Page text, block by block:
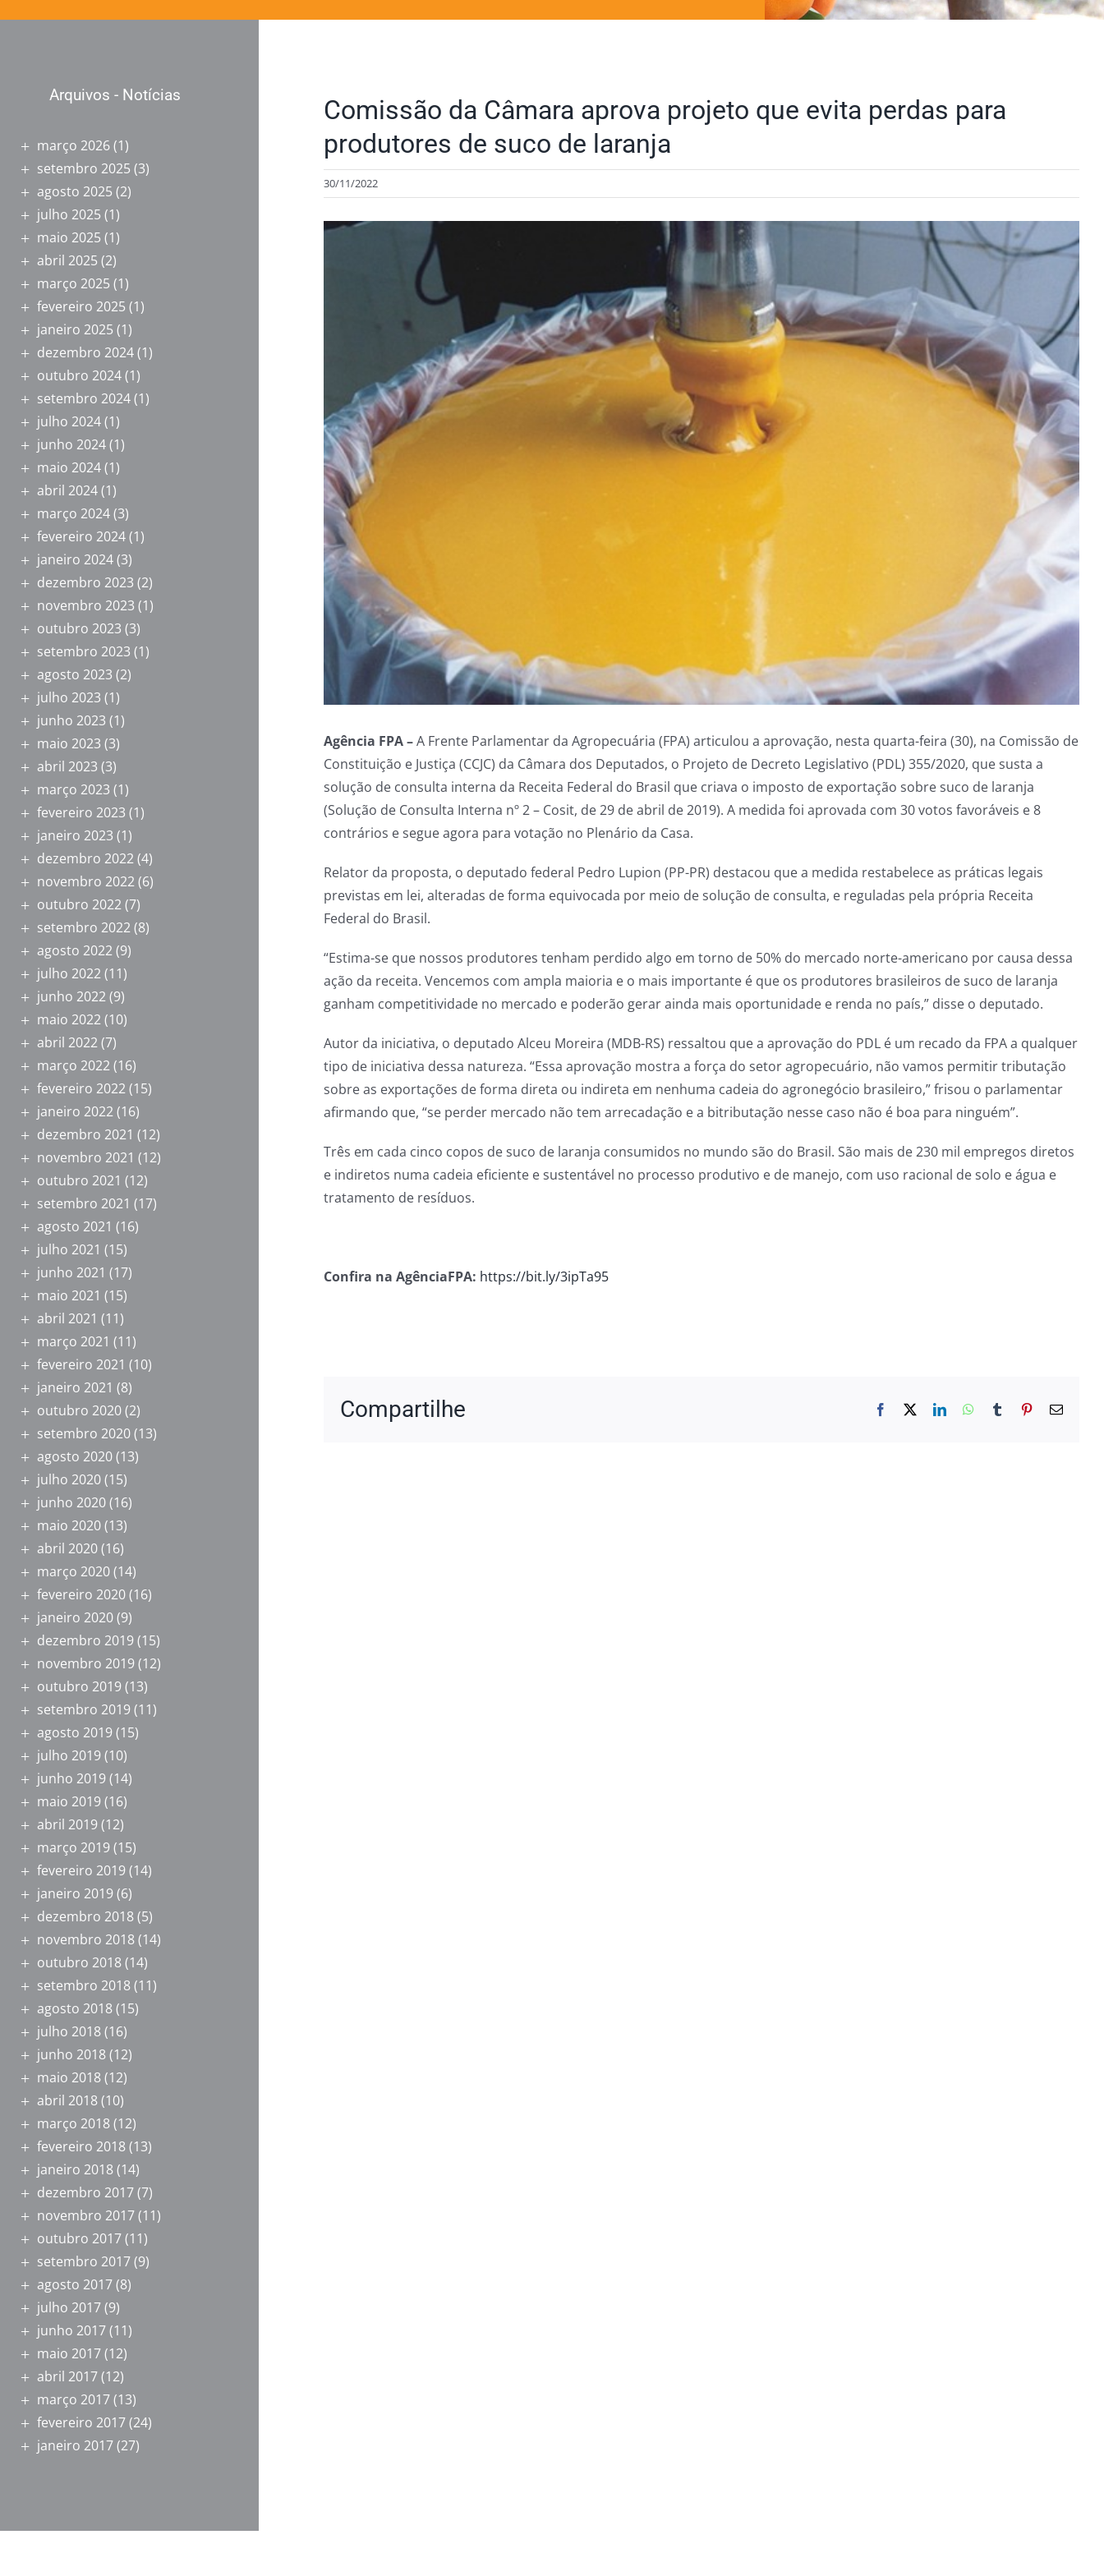
Comissão da Câmara aprova projeto que evita perdas para
produtores de suco de laranja
30/11/2022
View
Agência FPA –A Frente Parlamentar da Agropecuária (FPA) articulou a aprovação, nesta quarta-feira (30), na Comissão de
Constituição e Justiça (CCJC) da Câmara dos Deputados, o Projeto de Decreto Legislativo (PDL) 355/2020, que susta a
solução de consulta interna da Receita Federal do Brasil que criava o imposto de exportação sobre suco de laranja
(Solução de Consulta Interna nº 2 – Cosit, de 29 de abril de 2019). A medida foi aprovada com 30 votos favoráveis e 8
contrários e segue agora para votação no Plenário da Casa.
Relator da proposta, o deputado federal Pedro Lupion (PP-PR) destacou que a medida restabelece as práticas legais
previstas em lei, alteradas de forma equivocada por meio de solução de consulta, e reguladas pela própria Receita
Federal do Brasil.
“Estima-se que nossos produtores tenham perdido algo em torno de 50% do mercado norte-americano por causa dessa
ação da receita. Vencemos com ampla maioria e o mais importante é que os produtores brasileiros de suco de laranja
ganham competitividade no mercado e poderão gerar ainda mais oportunidade e renda no país,” disse o deputado.
Autor da iniciativa, o deputado Alceu Moreira (MDB-RS) ressaltou que a aprovação do PDL é um recado da FPA a qualquer
tipo de iniciativa dessa natureza. “Essa aprovação mostra a força do setor agropecuário, não vamos permitir tributação
sobre as exportações de forma direta ou indireta em nenhuma cadeia do agronegócio brasileiro,” frisou o parlamentar
afirmando que, “se perder mercado não tem arrecadação e a bitributação nesse caso não é boa para ninguém”.
Três em cada cinco copos de suco de laranja consumidos no mundo são do Brasil. São mais de 230 mil empregos diretos
e indiretos numa cadeia eficiente e sustentável no processo produtivo e de manejo, com uso racional de solo e água e
tratamento de resíduos.
Confira na AgênciaFPA: https://bit.ly/3ipTa95
Compartilhe Facebook LinkedInWhatsApp
Tumblr Pinterest
E-
Arquivos - Notícias
março 2026(1)
setembro 2025 (3)
agosto 2025 (2)
julho 2025 (1)
maio 2025 (1)
abril 2025 (2)
março 2025 (1)
fevereiro 2025 (1)
janeiro 2025 (1)
dezembro 2024(1)
outubro 2024(1)
setembro 2024(1)
julho 2024(1)
junho 2024(1)
maio 2024(1)
abril 2024(1)
março 2024(3)
fevereiro 2024(1)
janeiro 2024(3)
dezembro 2023 (2)
novembro 2023 (1)
outubro 2023 (3)
setembro 2023 (1)
agosto 2023 (2)
julho 2023 (1)
junho 2023 (1)
maio 2023 (3)
abril 2023 (3)
março 2023 (1)
fevereiro 2023 (1)
janeiro 2023 (1)
dezembro 2022(4)
novembro 2022(6)
outubro 2022(7)
setembro 2022(8)
agosto 2022(9)
julho 2022(11)
junho 2022(9)
maio 2022(10)
abril 2022(7)
março 2022(16)
fevereiro 2022(15)
janeiro 2022(16)
dezembro 2021 (12)
novembro 2021 (12)
outubro 2021 (12)
setembro 2021 (17)
agosto 2021 (16)
julho 2021 (15)
junho 2021 (17)
maio 2021 (15)
abril 2021 (11)
março 2021 (11)
fevereiro 2021 (10)
janeiro 2021 (8)
outubro 2020(2)
setembro 2020(13)
agosto 2020(13)
julho 2020(15)
junho 2020(16)
maio 2020(13)
abril 2020(16)
março 2020(14)
fevereiro 2020(16)
janeiro 2020(9)
dezembro 2019(15)
novembro 2019(12)
outubro 2019(13)
setembro 2019(11)
agosto 2019(15)
julho 2019(10)
junho 2019(14)
maio 2019(16)
abril 2019(12)
março 2019(15)
fevereiro 2019(14)
janeiro 2019(6)
dezembro 2018(5)
novembro 2018(14)
outubro 2018(14)
setembro 2018(11)
agosto 2018(15)
julho 2018(16)
junho 2018(12)
maio 2018(12)
abril 2018(10)
março 2018(12)
fevereiro 2018(13)
janeiro 2018(14)
dezembro 2017(7)
novembro 2017(11)
outubro 2017(11)
setembro 2017(9)
agosto 2017(8)
julho 2017(9)
junho 2017(11)
maio 2017(12)
abril 2017(12)
março 2017(13)
fevereiro 2017(24)
janeiro 2017(27)